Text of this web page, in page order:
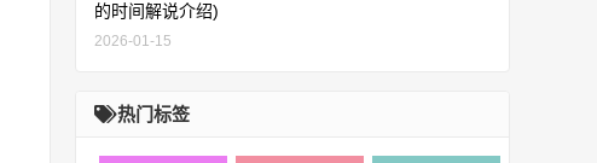
的时间解说介绍)
2026-01-15
热门标签